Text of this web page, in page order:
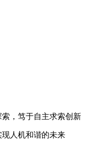
，笃于自主求索创新
人机和谐的未来